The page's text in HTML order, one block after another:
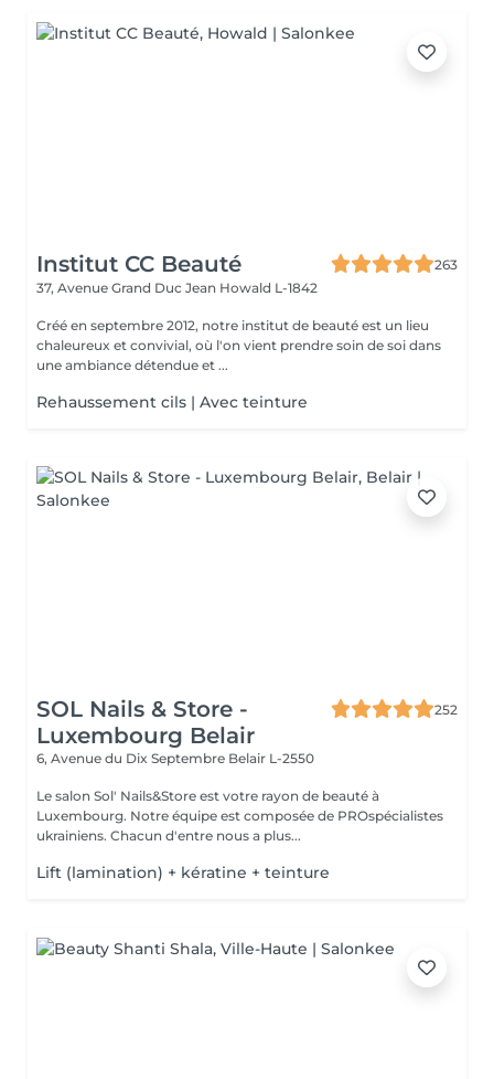
Institut CC Beauté
263
37, Avenue Grand Duc Jean Howald L-1842
Créé en septembre 2012, notre institut de beauté est un lieu
chaleureux et convivial, où l'on vient prendre soin de soi dans
une ambiance détendue et ...
Rehaussement cils | Avec teinture
SOL Nails & Store -
Luxembourg Belair
252
6, Avenue du Dix Septembre Belair L-2550
Le salon Sol' Nails&Store est votre rayon de beauté à
Luxembourg. Notre équipe est composée de PROspécialistes
ukrainiens. Chacun d'entre nous a plus...
Lift (lamination) + kératine + teinture